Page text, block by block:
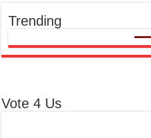
Trending
Vote 4 Us